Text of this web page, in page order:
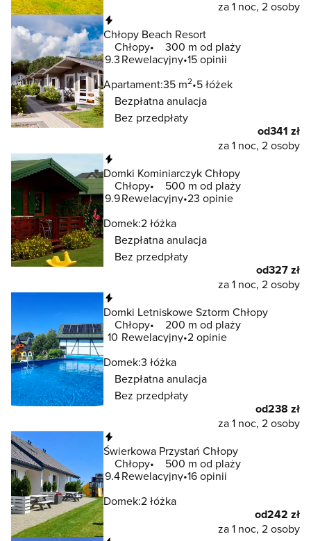
za 1 noc, 2 osoby
Chłopy Beach Resort
Chłopy
300 m od plaży
9.3Rewelacyjny 15 opinii
Apartament:35 m2 5 łóżek
Bezpłatna anulacja
Bez przedpłaty
od341 zł
za 1 noc, 2 osoby
Domki Kominiarczyk Chłopy
Chłopy
500 m od plaży
9.9Rewelacyjny 23 opinie
Domek:2 łóżka
Bezpłatna anulacja
Bez przedpłaty
od327 zł
za 1 noc, 2 osoby
Domki Letniskowe Sztorm Chłopy
Chłopy
200 m od plaży
10 Rewelacyjny 2 opinie
Domek:3 łóżka
Bezpłatna anulacja
Bez przedpłaty
od238 zł
za 1 noc, 2 osoby
Świerkowa Przystań Chłopy
Chłopy
500 m od plaży
9.4Rewelacyjny 16 opinii
Domek:2 łóżka
od242 zł
za 1 noc, 2 osoby